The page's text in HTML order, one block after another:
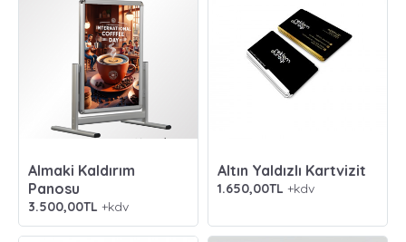
Almaki Kaldırım
Panosu
3.500,00TL +kdv
Altın Yaldızlı Kartvizit
1.650,00TL +kdv